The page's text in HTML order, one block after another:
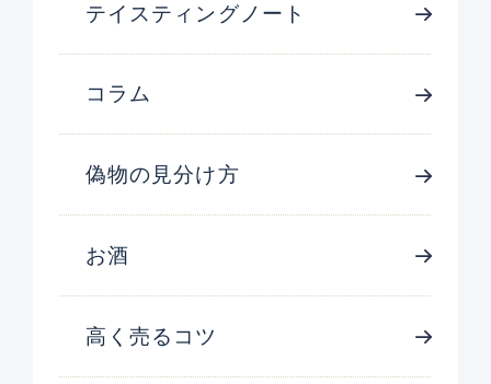
テイスティングノート
コラム
偽物の見分け方
お酒
高く売るコツ